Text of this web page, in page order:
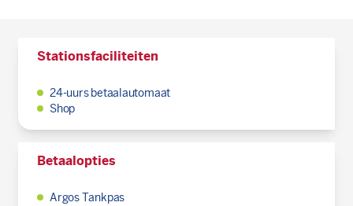
Stationsfaciliteiten
24-uurs betaalautomaat
Shop
Betaalopties
Argos Tankpas